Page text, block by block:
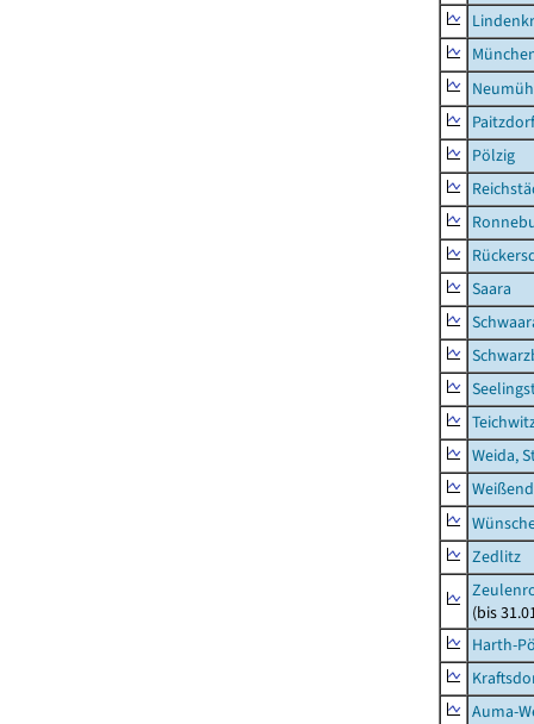
Paitzdorf
Pölzig
Saara
Weida,
Zedlitz
(bis
Harth-
Auma-